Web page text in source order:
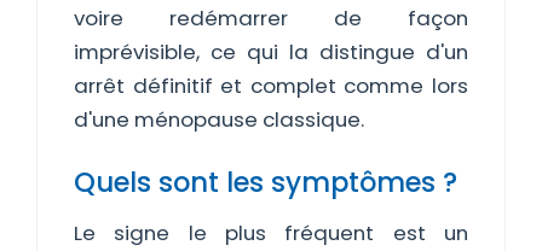
voire redémarrer de façon
imprévisible, ce qui la distingue d'un
arrêt définitif et complet comme lors
d'une ménopause classique.
Quels sont les symptômes ?
Le signe le plus fréquent est un